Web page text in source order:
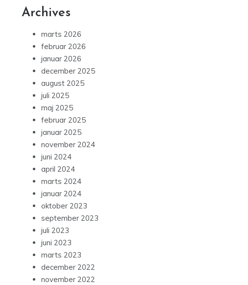
Archives
marts 2026
februar 2026
januar 2026
december 2025
august 2025
juli 2025
maj 2025
februar 2025
januar 2025
november 2024
juni 2024
april 2024
marts 2024
januar 2024
oktober 2023
september 2023
juli 2023
juni 2023
marts 2023
december 2022
november 2022